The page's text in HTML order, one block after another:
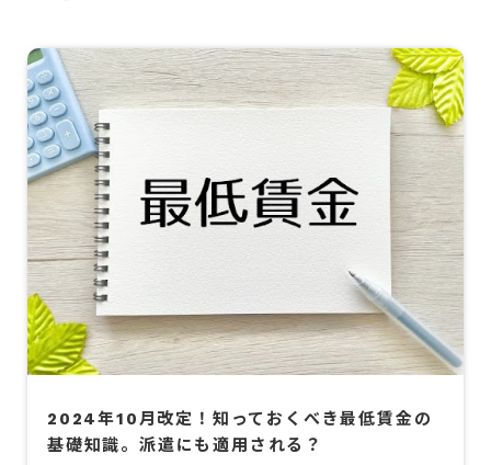
2024年10月改定！知っておくべき最低賃金の
基礎知識。派遣にも適用される？